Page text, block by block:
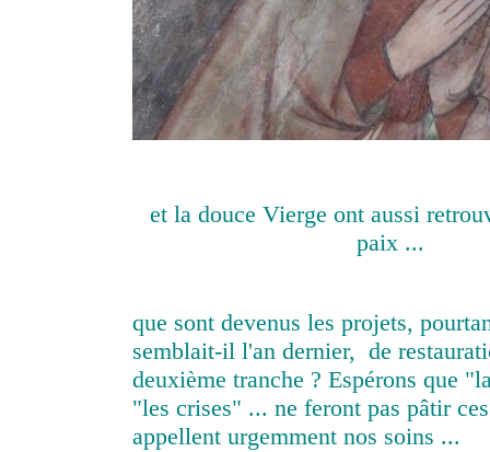
et la douce Vierge ont aussi
paix ...
que sont devenus les projets,
semblait-il l'an dernier, de
deuxième tranche ? Espérons que
"les crises" ... ne feront pas pâtir
appellent urgemment nos soins ...